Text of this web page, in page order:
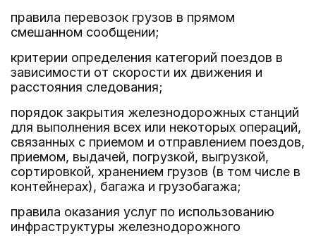
правила перевозок грузов в прямом
смешанном сообщении;
критерии определения категорий поездов в
зависимости от скорости их движения и
расстояния следования;
порядок закрытия железнодорожных станций
для выполнения всех или некоторых операций,
связанных с приемом и отправлением поездов,
приемом, выдачей, погрузкой, выгрузкой,
сортировкой, хранением грузов (в том числе в
контейнерах), багажа и грузобагажа;
правила оказания услуг по использованию
инфраструктуры железнодорожного